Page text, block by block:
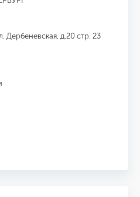
Дербеневская, д.20 стр. 23